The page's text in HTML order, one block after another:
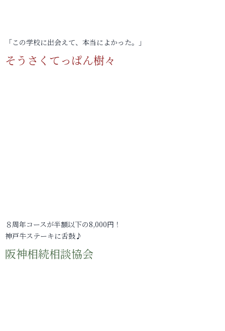
「この学校に出会えて、本当によかった。」
そうさくてっぱん樹々
８周年コースが半額以下の8,000円！
神戸牛ステーキに舌鼓♪
阪神相続相談協会